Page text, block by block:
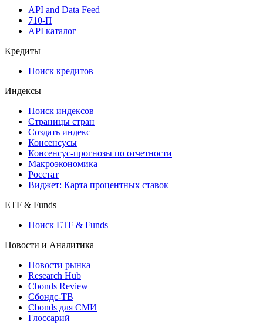
API and Data Feed
710-П
API каталог
Кредиты
Поиск кредитов
Индексы
Поиск индексов
Страницы стран
Создать индекс
Консенсусы
Консенсус-прогнозы по отчетности
Макроэкономика
Росстат
Виджет: Карта процентных ставок
ETF & Funds
Поиск ETF & Funds
Новости и Аналитика
Новости рынка
Research Hub
Cbonds Review
Сбондс-ТВ
Cbonds для СМИ
Глоссарий